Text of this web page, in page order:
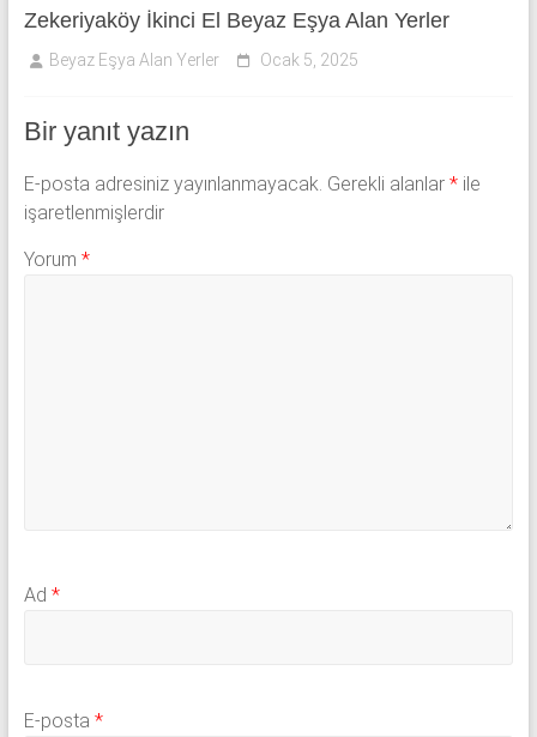
Zekeriyaköy İkinci El Beyaz Eşya Alan Yerler
Beyaz Eşya Alan Yerler Ocak 5, 2025
Bir yanıt yazın
E-posta adresiniz yayınlanmayacak. Gerekli alanlar *ile
işaretlenmişlerdir
Yorum *
Ad *
E-posta *